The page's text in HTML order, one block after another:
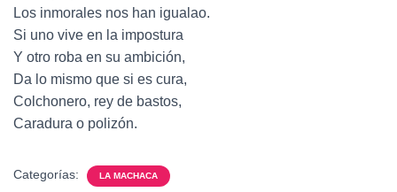
Los inmorales nos han igualao.
Si uno vive en la impostura
Y otro roba en su ambición,
Da lo mismo que si es cura,
Colchonero, rey de bastos,
Caradura o polizón.
Categorías: LA MACHACA